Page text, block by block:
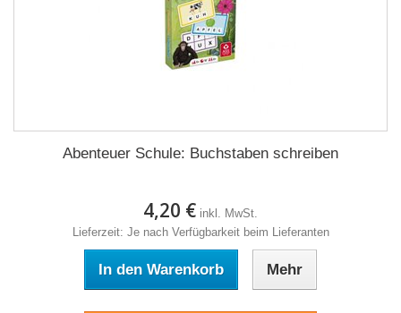
Abenteuer Schule: Buchstaben schreiben
4,20 € inkl. MwSt.
Lieferzeit: Je nach Verfügbarkeit beim Lieferanten
In den Warenkorb Mehr